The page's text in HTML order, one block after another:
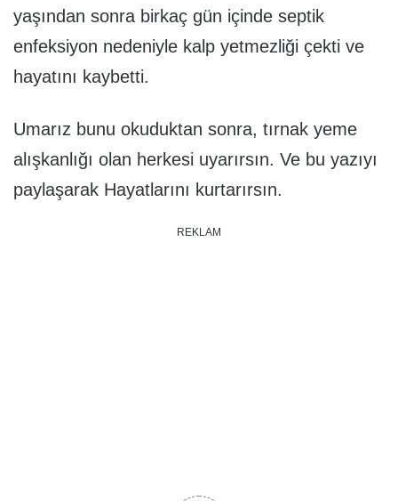
yaşından sonra birkaç gün içinde septik
enfeksiyon nedeniyle kalp yetmezliği çekti ve
hayatını kaybetti.
Umarız bunu okuduktan sonra, tırnak yeme
alışkanlığı olan herkesi uyarırsın. Ve bu yazıyı
paylaşarak Hayatlarını kurtarırsın.
REKLAM